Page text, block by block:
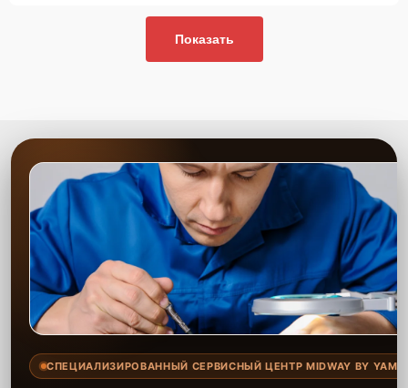
Показать
СПЕЦИАЛИЗИРОВАННЫЙ СЕРВИСНЫЙ ЦЕНТР MIDWAY BY